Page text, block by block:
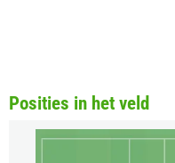
Posities in het veld